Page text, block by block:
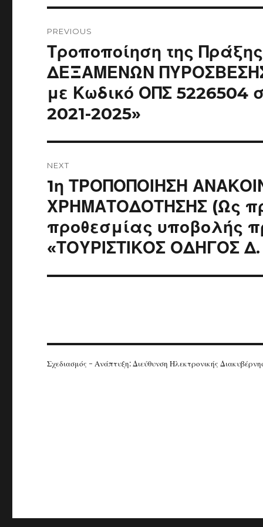
navigation
PREVIOUS
Previous
post:
Τροποποίηση της
ΔΕΞΑΜΕΝΩΝ
με Κωδικό ΟΠΣ 5226504
2021-2025»
NEXT
Next
post:
1η ΤΡΟΠΟΠΟΙΗΣΗ
ΧΡΗΜΑΤΟΔΟΤΗΣΗΣ (Ως
προθεσμίας υποβολής
«ΤΟΥΡΙΣΤΙΚΟΣ ΟΔΗΓΟΣ
Σχεδιασμός - Ανάπτυξη: Διεύθυνση Ηλεκτρονικής